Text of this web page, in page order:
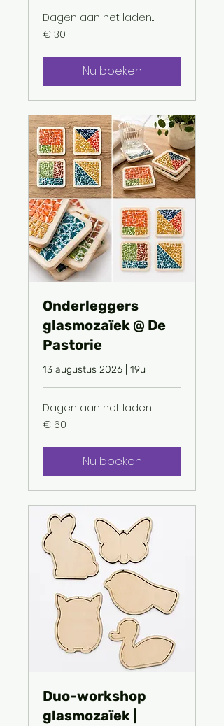
Dagen aan het laden...
30
euro
€ 30
Nu boeken
Onderleggers
glasmozaïek @ De
Pastorie
13 augustus 2026 | 19u
Dagen aan het laden...
60
euro
€ 60
Nu boeken
Duo-workshop
glasmozaïek |